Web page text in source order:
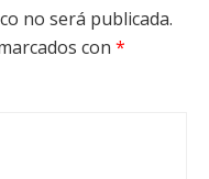
no será publicada.
con *